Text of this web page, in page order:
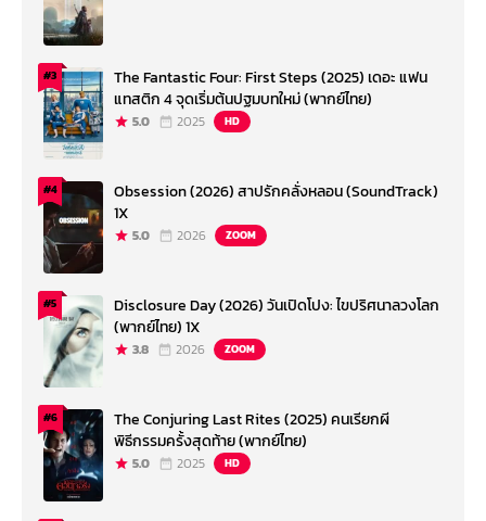
#3
The Fantastic Four: First Steps (2025) เดอะ แฟน
แทสติก 4 จุดเริ่มต้นปฐมบทใหม่ (พากย์ไทย)
5.0 2025 HD
#4
Obsession (2026) สาปรักคลั่งหลอน (SoundTrack)
1X
5.0 2026 ZOOM
#5
Disclosure Day (2026) วันเปิดโปง: ไขปริศนาลวงโลก
(พากย์ไทย) 1X
3.8 2026 ZOOM
#6
The Conjuring Last Rites (2025) คนเรียกผี
พิธีกรรมครั้งสุดท้าย (พากย์ไทย)
5.0 2025 HD